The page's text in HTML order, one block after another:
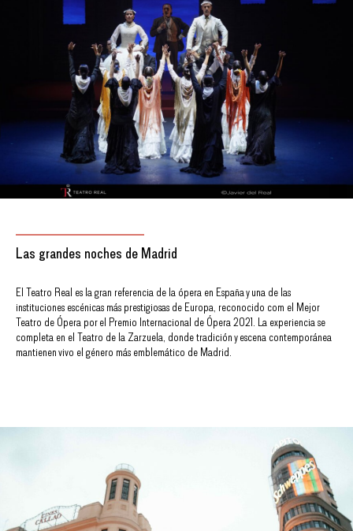
Las grandes noches de Madrid
El Teatro Real es la gran referencia de la ópera en España y una de las
instituciones escénicas más prestigiosas de Europa, reconocido com el Mejor
Teatro de Ópera por el Premio Internacional de Ópera 2021. La experiencia se
completa en el Teatro de la Zarzuela, donde tradición y escena contemporánea
mantienen vivo el género más emblemático de Madrid.